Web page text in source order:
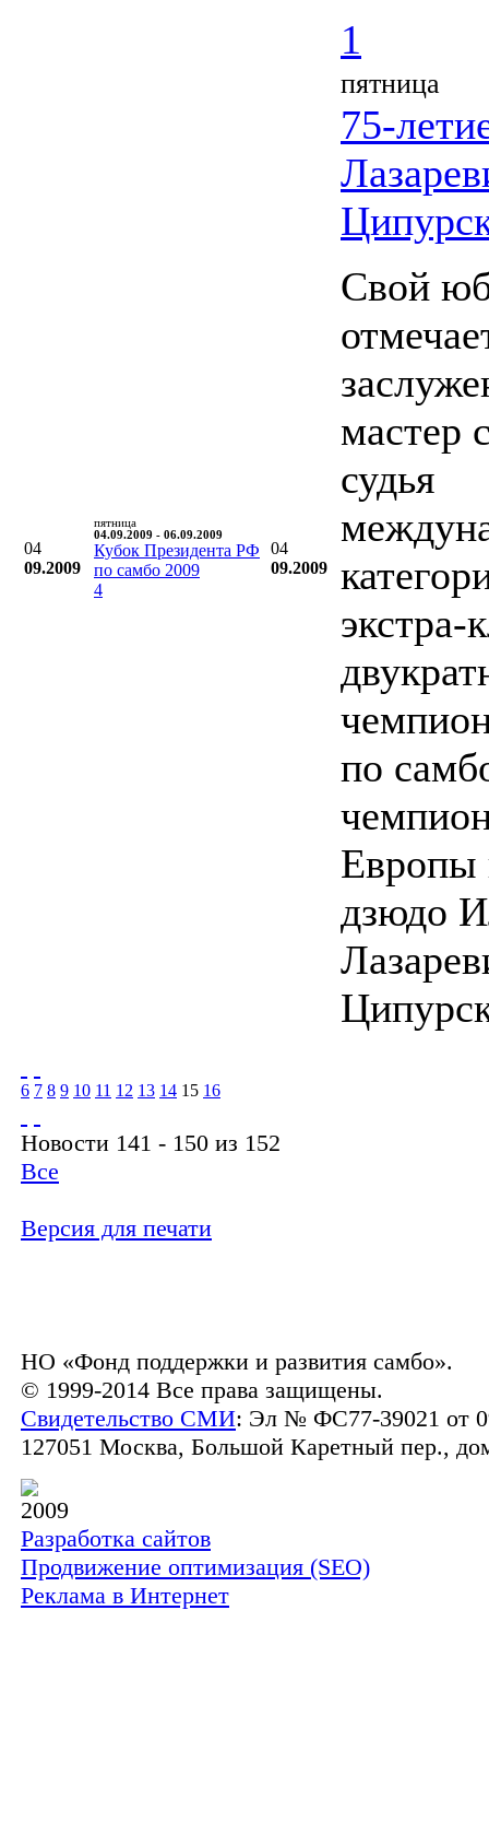
1
04
09.2009
пятница
04.09.2009 - 06.09.2009
Кубок Президента РФ
по самбо 2009
4
04
09.2009
пятница
75-
Свой
мастер
судья
экстра-
по
Европы
дзюдо
6 7 8 9 10 11 12 13 14 15 16
Новости 141 - 150 из 152
Все
Версия для печати
НО «Фонд поддержки и развития самбо».
© 1999-2014 Все права защищены.
Свидетельство СМИ: Эл № ФС77-39021 от
127051 Москва, Большой Каретный пер.,
2009
Разработка сайтов
Продвижение оптимизация (SEO)
Реклама в Интернет